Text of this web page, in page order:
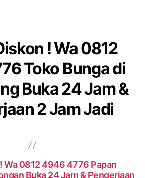
! Wa 0812
Toko Bunga di
Buka 24 Jam &
2 Jam Jadi
Wa 0812 4946 4776 Papan
Buka 24 Jam & Pengerjaan